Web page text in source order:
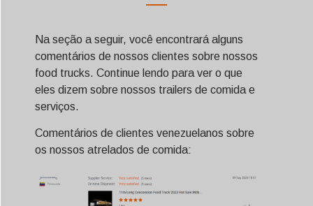
Na seção a seguir, você encontrará alguns
comentários de nossos clientes sobre nossos
food trucks. Continue lendo para ver o que
eles dizem sobre nossos trailers de comida e
serviços.
Comentários de clientes venezuelanos sobre
os nossos atrelados de comida: